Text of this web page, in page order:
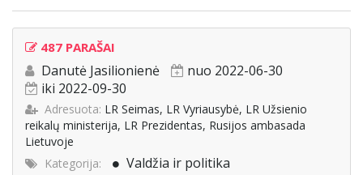
487 PARAŠAI
Danutė Jasilionienė
nuo 2022-06-30
iki 2022-09-30
Adresuota: LR Seimas, LR Vyriausybė, LR Užsienio
reikalų ministerija, LR Prezidentas, Rusijos ambasada
Lietuvoje
Kategorija:
Valdžia ir politika